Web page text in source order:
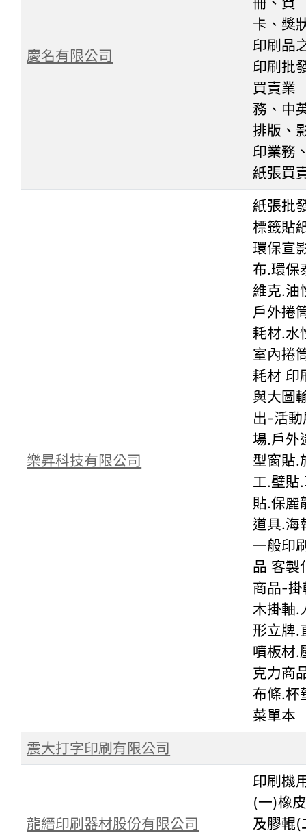
慶名有限公司
卡、獎
印刷品
印刷批
買賣業
務、中
排版、
印業務
紙張買
樂昇科技有限公司
紙張批
標籤貼
環保宣
布.環保
維克.油
戶外捲
耗材.水
室內捲
耗材 印
與大圖
出-活動
場.戶外
型窗貼.
工.壁貼
貼.保麗
道具.海
一般印
品 客製
商品-掛
木掛軸.
形立牌.
噴板材.
克力商
布條.杯
菜單本
震大打字印刷有限公司
龍縉印刷器材股份有限公司
印刷機
(一)橡
及膠輥(